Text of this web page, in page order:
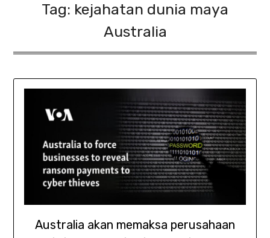
Tag: kejahatan dunia maya
Australia
Australia akan memaksa perusahaan